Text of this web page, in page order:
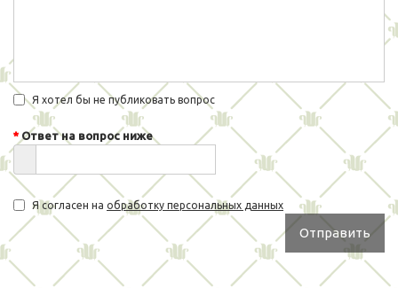
Я хотел бы не публиковать вопрос
Ответ на вопрос ниже
Я согласен на обработку персональных данных
Отправить